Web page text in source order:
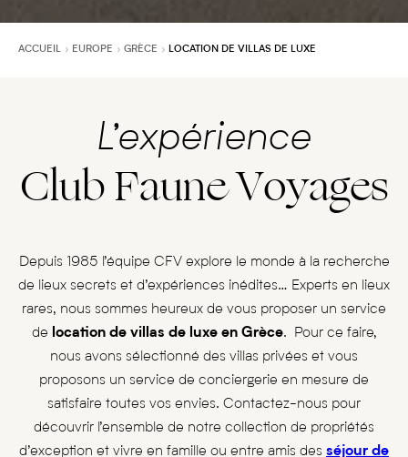
ACCUEIL EUROPE GRÈCE LOCATION DE VILLAS DE LUXE
L’expérience
Club Faune Voyages
Depuis 1985 l’équipe CFV explore le monde à la recherche
de lieux secrets et d’expériences inédites… Experts en lieux
rares, nous sommes heureux de vous proposer un service
de location de villas de luxe en Grèce. Pour ce faire,
nous avons sélectionné des villas privées et vous
proposons un service de conciergerie en mesure de
satisfaire toutes vos envies. Contactez-nous pour
découvrir l’ensemble de notre collection de propriétés
d’exception et vivre en famille ou entre amis des séjour de